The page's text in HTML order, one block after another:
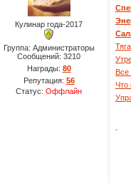
Кулинар года-2017
Группа: Администраторы
Сообщений: 3210
Награды: 80
Репутация: 56
Статус: Оффлайн
Все
Что
-